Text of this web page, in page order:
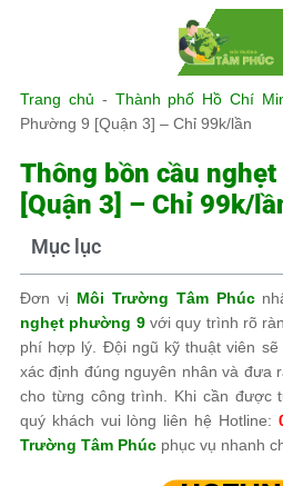
Trang chủ - Thành phố Hồ Chí
Phường 9 [Quận 3] – Chỉ 99k/lần
Thông bồn cầu
[Quận 3] – Chỉ 99k/
Mục lục
Đơn vị Môi Trường Tâm Phúc
nghẹt phường 9với quy trình rõ
phí hợp lý. Đội ngũ kỹ thuật viên
xác định đúng nguyên nhân và đưa
cho từng công trình. Khi cần được
quý khách vui lòng liên hệ Hotline:
Trường Tâm Phúc phục vụ nhanh